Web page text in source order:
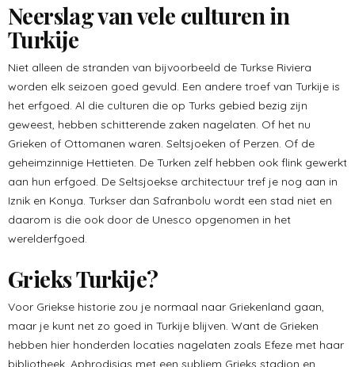
Neerslag van vele culturen in
Turkije
Niet alleen de stranden van bijvoorbeeld de Turkse Riviera
worden elk seizoen goed gevuld. Een andere troef van Turkije is
het erfgoed. Al die culturen die op Turks gebied bezig zijn
geweest, hebben schitterende zaken nagelaten. Of het nu
Grieken of Ottomanen waren. Seltsjoeken of Perzen. Of de
geheimzinnige Hettieten. De Turken zelf hebben ook flink gewerkt
aan hun erfgoed. De Seltsjoekse architectuur tref je nog aan in
Iznik en Konya. Turkser dan Safranbolu wordt een stad niet en
daarom is die ook door de Unesco opgenomen in het
werelderfgoed.
Grieks Turkije?
Voor Griekse historie zou je normaal naar Griekenland gaan,
maar je kunt net zo goed in Turkije blijven. Want de Grieken
hebben hier honderden locaties nagelaten zoals Efeze met haar
bibliotheek, Aphrodisias met een subliem Grieks stadion en